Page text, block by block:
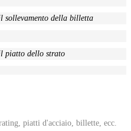
sollevamento della billetta
piatto dello strato
piatti d'acciaio, billette, ecc.